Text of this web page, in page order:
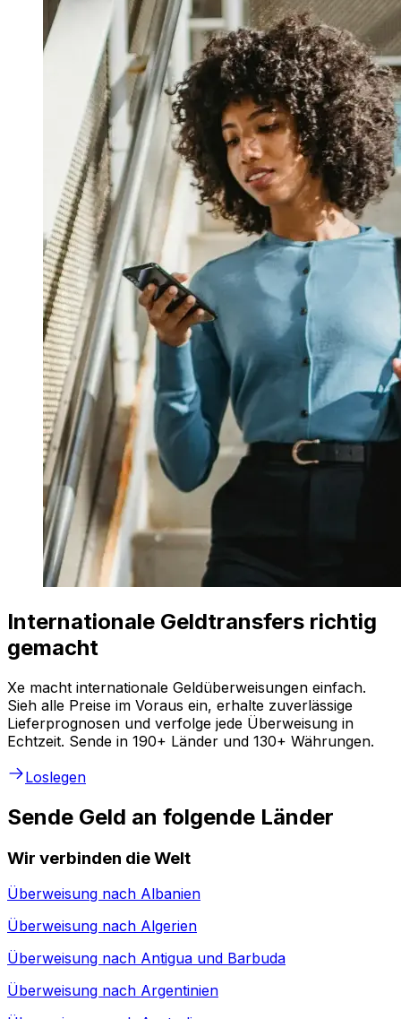
Internationale Geldtransfers richtig
gemacht
Xe macht internationale Geldüberweisungen einfach.
Sieh alle Preise im Voraus ein, erhalte zuverlässige
Lieferprognosen und verfolge jede Überweisung in
Echtzeit. Sende in 190+ Länder und 130+ Währungen.
Loslegen
Sende Geld an folgende Länder
Wir verbinden die Welt
Überweisung nach Albanien
Überweisung nach Algerien
Überweisung nach Antigua und Barbuda
Überweisung nach Argentinien